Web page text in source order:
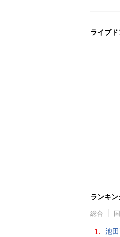
ライブド
ランキン
総合
1. 池